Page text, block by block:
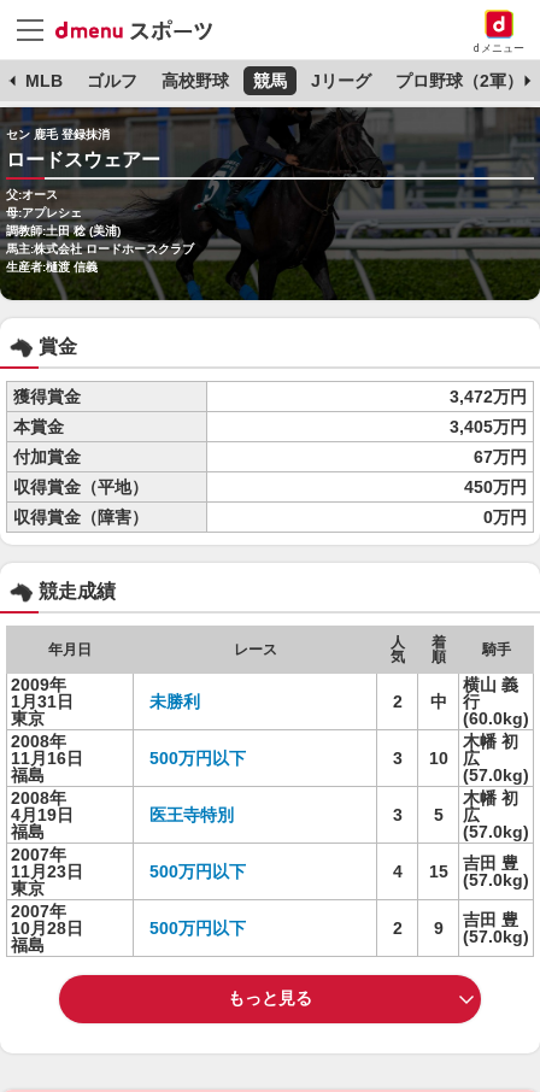
dメニュー
MLB ゴルフ 高校野球 競馬 Jリーグ プロ野球（2軍）
セン 鹿毛 登録抹消
ロードスウェアー
父:オース
母:アプレシェ
調教師:土田 稔 (美浦)
馬主:株式会社 ロードホースクラブ
生産者:樋渡 信義
賞金
獲得賞金
3,472万円
本賞金
3,405万円
付加賞金
67万円
収得賞金（平地）
450万円
収得賞金（障害）
0万円
競走成績
年月日 レース
人
気
着
順
騎手
2009年
1月31日
東京
未勝利 2 中
横山 義
行
(60.0kg)
2008年
11月16日
福島
500万円以下 3 10
木幡 初
広
(57.0kg)
2008年
4月19日
福島
医王寺特別 3 5
木幡 初
広
(57.0kg)
2007年
11月23日
東京
500万円以下 4 15
吉田 豊
(57.0kg)
2007年
10月28日
福島
500万円以下 2 9
吉田 豊
(57.0kg)
もっと見る